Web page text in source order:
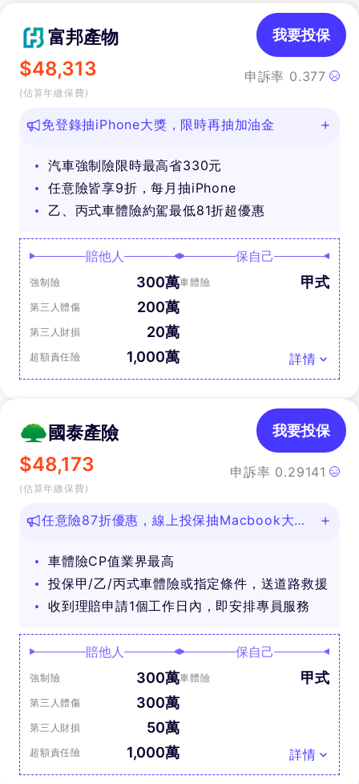
富邦產物
$48,313
(估算年繳保費)
申訴率 0.377
我要投保
免登錄抽iPhone大獎，限時再抽加油金
汽車強制險限時最高省330元
任意險皆享9折，每月抽iPhone
乙、丙式車體險約駕最低81折超優惠
賠他人
強制險 300萬
第三人體傷 200萬
第三人財損 20萬
超額責任險 1,000萬
保自己
車體險 甲式
詳情
國泰產險
$48,173
(估算年繳保費)
申訴率 0.29141
我要投保
任意險87折優惠，線上投保抽Macbook大
車體險CP值業界最高
投保甲/乙/丙式車體險或指定條件，送道路救援
收到理賠申請1個工作日內，即安排專員服務
賠他人
強制險 300萬
第三人體傷 300萬
第三人財損 50萬
超額責任險 1,000萬
保自己
車體險 甲式
詳情